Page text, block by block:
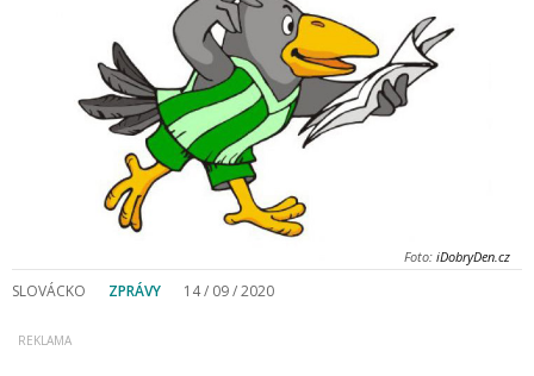
Foto: iDobryDen.cz
SLOVÁCKO ZPRÁVY 14 / 09 / 2020